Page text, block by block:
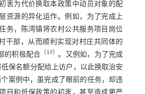
衷为代价换取本政策中动员对象的配
资源的异化运作。例如，为了完成上
务，陈湾镇将农村公共服务项目岗位
干部，从而顺利实现对村庄共同体的
的积极配合
17］ 。又例如，为了完成
低保名额分配给上访户，以此换取治安
案例中，虽完成了眼前的任务，却违